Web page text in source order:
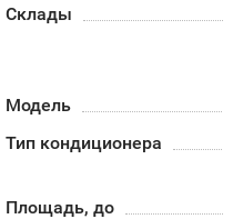
Склады
Модель
Тип кондиционера
Площадь, до